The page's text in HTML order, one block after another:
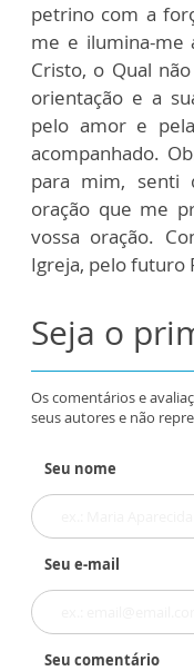
petrino com a
me e ilumina-me
Cristo, o Qual
orientação e a
pelo amor e
acompanhado.
para mim, senti
oração que me
vossa oração.
Igreja, pelo futuro
Seja o
Os comentários e
seus autores e não
Seu nome
Seu e-mail
Seu comentário